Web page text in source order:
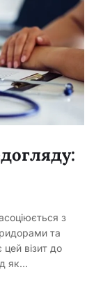
з
та
візит до
як…